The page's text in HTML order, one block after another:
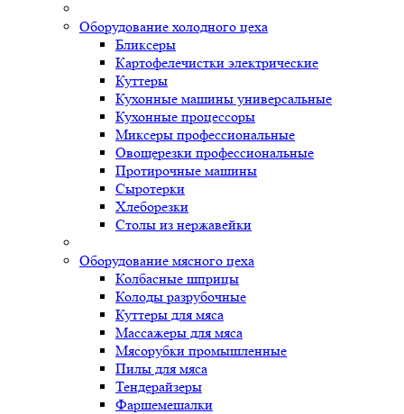
Оборудование холодного цеха
Бликсеры
Картофелечистки электрические
Куттеры
Кухонные машины универсальные
Кухонные процессоры
Миксеры профессиональные
Овощерезки профессиональные
Протирочные машины
Сыротерки
Хлеборезки
Столы из нержавейки
Оборудование мясного цеха
Колбасные шприцы
Колоды разрубочные
Куттеры для мяса
Массажеры для мяса
Мясорубки промышленные
Пилы для мяса
Тендерайзеры
Фаршемешалки